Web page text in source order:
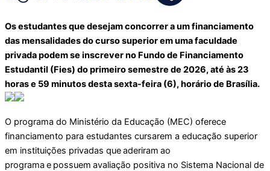
Os estudantes que desejam concorrer a um financiamento
das mensalidades do curso superior em uma faculdade
privada podem se inscrever no Fundo de Financiamento
Estudantil (Fies) do primeiro semestre de 2026, até às 23
horas e 59 minutos desta sexta-feira (6), horário de Brasília.
O programa do Ministério da Educação (MEC) oferece
financiamento para estudantes cursarem a educação superior
em instituições privadas que aderiram ao
programa e possuem avaliação positiva no Sistema Nacional de